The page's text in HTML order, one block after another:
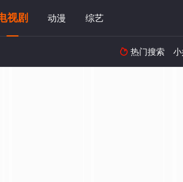
视剧 动漫 综艺
 热门搜索 小